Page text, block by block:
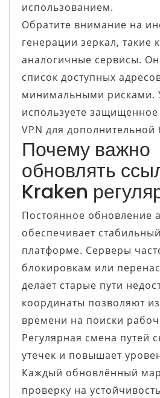
использованием.
Обратите внимание на
генерации зеркал, такие
аналогичные сервисы.
список доступных
минимальными рисками.
используете
VPN для дополнительной
Почему важно
обновлять
Kraken
Постоянное обновление
обеспечивает
платформе. Серверы
блокировкам или
делает старые пути
координаты позволяют
времени на поиски
Регулярная смена путей
утечек и повышает
Каждый обновлённый
проверку на